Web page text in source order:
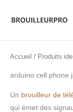
Accueil / Produits
arduino cell phone
Un brouilleur de
qui émet des